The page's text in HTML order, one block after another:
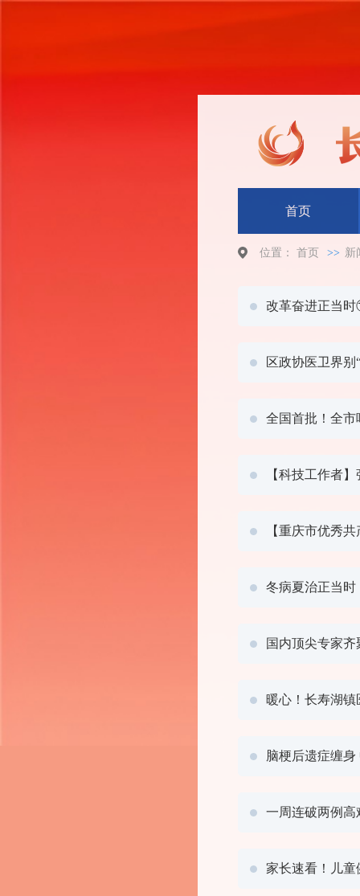
首页
位置： 首页 >> 新
改革奋进正当时
区政协医卫界别
全国首批！全市
【科技工作者
【重庆市优秀
冬病夏治正当
国内顶尖专家
暖心！长寿湖
脑梗后遗症缠
一周连破两例高
家长速看！儿